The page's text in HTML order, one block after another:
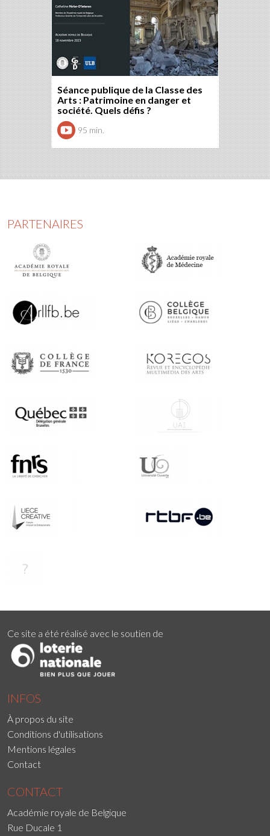
Séance publique de la Classe des
Arts : Patrimoine en danger et
société. Quels défis ?
95 min.
PARTENAIRES
Ce site a été réalisé avec le soutien de
INFOS
À propos du site
Conditions d'utilisations
Mentions légales
Contact
CONTACT
Académie royale de Belgique
Rue Ducale 1